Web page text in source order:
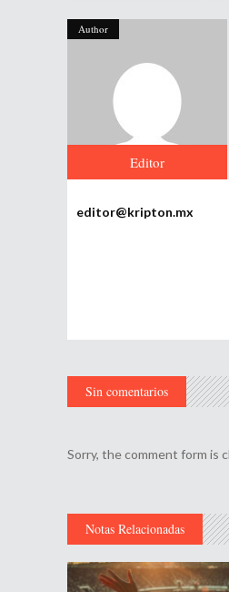
Author
Editor
editor@kripton.mx
Sin comentarios
Sorry, the comment form is
Notas Relacionadas